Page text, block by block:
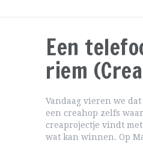
Een
riem
Vandaag vieren we
een creahop zelfs
creaprojectje vindt
wat kan winnen. Op